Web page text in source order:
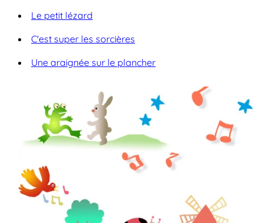
Le petit lézard
C'est super les sorcières
Une araignée sur le plancher